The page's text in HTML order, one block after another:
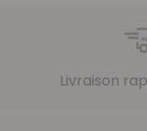
Livraison